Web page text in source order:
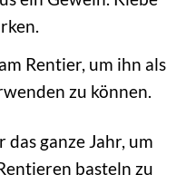
Rentier, um ihn als
zu können.
ganze Jahr, um
basteln zu